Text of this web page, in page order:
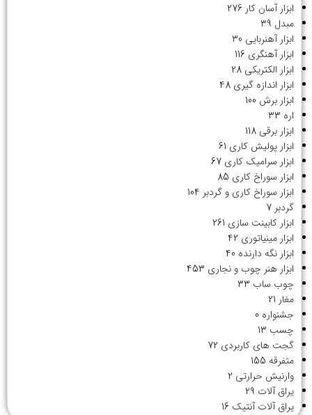
ابزار آسان کار 276
مبدل 39
ابزار آهنربایی 30
ابزار آهنگری 116
ابزار الکتریکی 28
ابزار اندازه گیری 48
ابزار برش 100
اره 33
ابزار برقی 118
ابزار پولیش کاری 61
ابزار سرامیک کاری 67
ابزار سوراخ کاری 85
ابزار سوراخ کاری و گردبر 104
گردبر 7
ابزار کابینت سازی 261
ابزار مینیاتوری 42
ابزار نگه دارنده 40
ابزار هنر چوب و نجاری 453
چوب ساب 33
مغار 21
جشنواره 0
چسب 13
گجت های کاربردی 72
متفرقه 155
وارنیش حرارتی 2
یراق آلات 29
یراق آلات آنتیک 16